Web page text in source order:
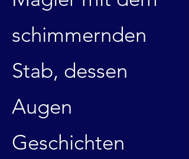
schimmernden
Stab, dessen
Augen
Geschichten